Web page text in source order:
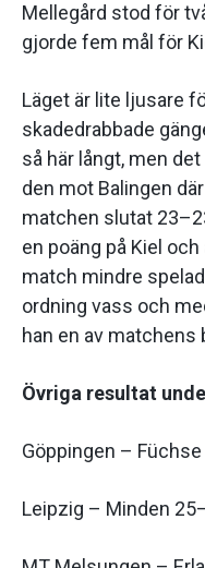
Mellegård stod för
gjorde fem mål för
Läget är lite ljusare
skadedrabbade
så här långt, men
den mot Balingen
matchen slutat
en poäng på Kiel
match mindre
ordning vass och
han en av matchens
Övriga resultat
Göppingen –
Leipzig – Minden